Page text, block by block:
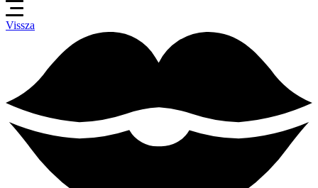
Vissza